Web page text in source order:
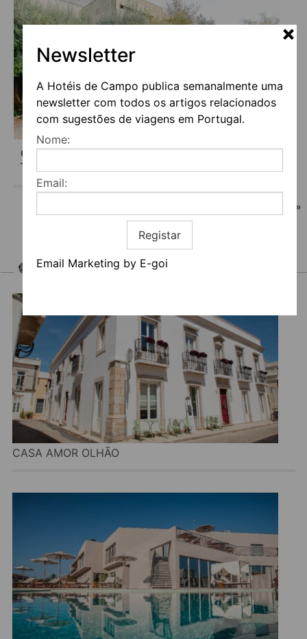
Newsletter
A Hotéis de Campo publica semanalmente uma
newsletter com todos os artigos relacionados
com sugestões de viagens em Portugal.
Nome:
Email:
Registar
Email Marketing by E-goi
COOKING & NATURE EMOTIONAL HOTEL &
THE NEST
»
HOTEIS
CASA AMOR OLHÃO